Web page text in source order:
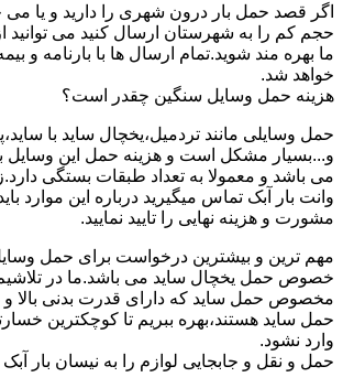
اگر قصد حمل بار درون شهری را دارید و یا می
حجم کم را به شهرستان ارسال کنید می توانید
ما بهره مند شوید.تمام ارسال ها با بارنامه و
خواهد شد.
هزینه حمل وسایل سنگین چقدر است؟
حمل وسایلی مانند تردمیل،یخچال ساید با
و...بسیار مشکل است و هزینه حمل این وسایل
می باشد و معمولا به تعداد طبقات بستگی
وانت بار آبک تماس میگیرید درباره این موارد
مشورت و هزینه نهایی را تایید نمایید.
مهم ترین و بیشترین درخواست برای حمل
خصوص حمل یخچال ساید می باشد.ما در تلاشیم
مخصوص حمل ساید که دارای قدرت بدنی بالا و
حمل ساید هستند،بهره ببریم تا کوچکترین
وارد نشود.
حمل و نقل و جابجایی لوازم را به نیسان بار آبک